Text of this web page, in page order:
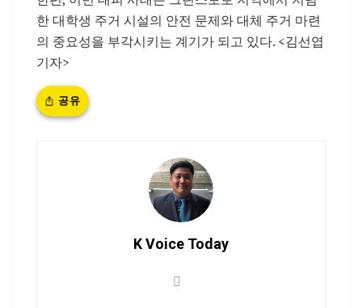
한 대학생 주거 시설의 안전 문제와 대체 주거 마련
의 중요성을 부각시키는 계기가 되고 있다. <김선엽
기자>
공유
K Voice Today